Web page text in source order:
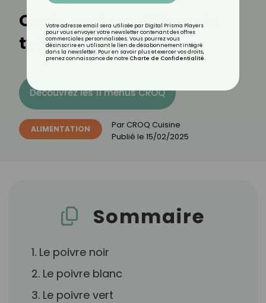
Quels sont les différents
types de poivre ?
Découvrez les 11 menus CROQ
ALIMENTATION Par CROQ Cuisine
Publié le 15/02/2025
Sommaire
1. Le poivre noir
2. Le poivre blanc
3. Le poivre vert
Votre adresse email sera utilisée par Digital Prisma Players
pour vous envoyer votre newsletter contenant des offres
commerciales personnalisées. Vous pourrez vous
désinscrire en utilisant le lien de désabonnement intégré
dans la newsletter. Pour en savoir plus et exercer vos droits,
prenez connaissance de notre Charte de Confidentialité.